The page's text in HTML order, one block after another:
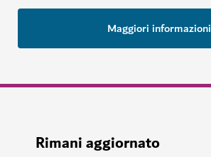
Maggiori informazioni
Rimani aggiornato